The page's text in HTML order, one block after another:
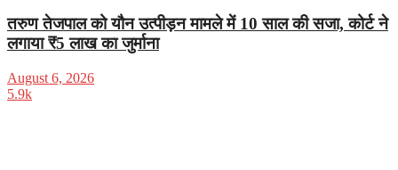
तरुण तेजपाल को यौन उत्पीड़न मामले में 10 साल की सजा, कोर्ट ने
लगाया ₹5 लाख का जुर्माना
August 6, 2026
5.9k